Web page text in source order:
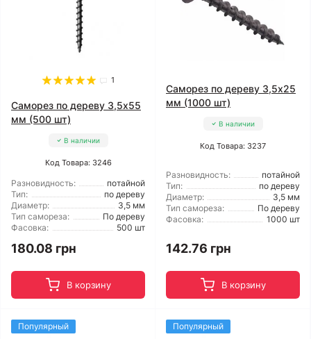
1
Саморез по дереву 3,5x55
мм (500 шт)
В наличии
Код Товара: 3246
Разновидность:
потайной
Тип:
по дереву
Диаметр:
3,5 мм
Тип самореза:
По дереву
Фасовка:
500 шт
180.08 грн
В корзину
Саморез по дереву 3,5x25
мм (1000 шт)
В наличии
Код Товара: 3237
Разновидность:
потайной
Тип:
по дереву
Диаметр:
3,5 мм
Тип самореза:
По дереву
Фасовка:
1000 шт
142.76 грн
В корзину
Популярный Популярный